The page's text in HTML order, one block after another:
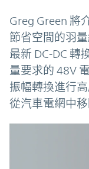
Greg Green 將
節省空間的羽
最新 DC-DC 轉
量要求的 48V
振幅轉換進行
從汽車電網中移